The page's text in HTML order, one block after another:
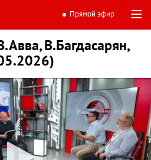
Прямой эфир
В.Багдасарян,